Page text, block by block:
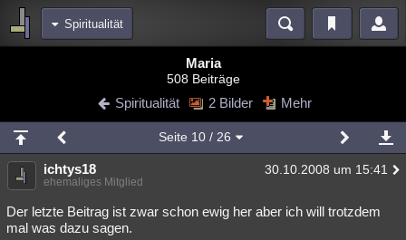
Spiritualität
Blogs Videos
Chat Wiki Neuigkeiten
meine Rubriken
Menschen Mystery Kriminalfälle
Spiritualität Verschwörungen Technologie Ufologie
Maria
508 Beiträge
Spiritualität 2 Bilder Mehr
Seite 10/ 26
ichtys18 30.10.2008 um 15:41
ehemaliges Mitglied
Der letzte Beitrag ist zwar schon ewig her aber ich will trotzdem
mal was dazu sagen.